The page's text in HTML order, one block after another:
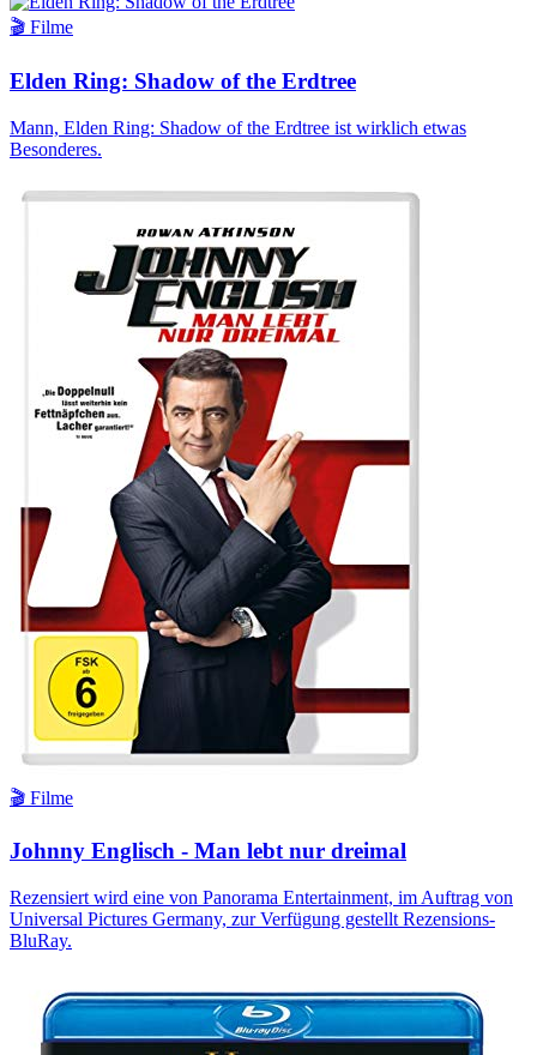
🎬 Filme
Elden Ring: Shadow of the Erdtree
Mann, Elden Ring: Shadow of the Erdtree ist wirklich etwas
Besonderes.
🎬 Filme
Johnny Englisch - Man lebt nur dreimal
Rezensiert wird eine von Panorama Entertainment, im Auftrag von
Universal Pictures Germany, zur Verfügung gestellt Rezensions-
BluRay.